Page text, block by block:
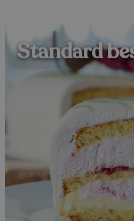
Standard